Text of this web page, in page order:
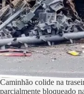
Caminhão colide na
parcialmente bloqueado